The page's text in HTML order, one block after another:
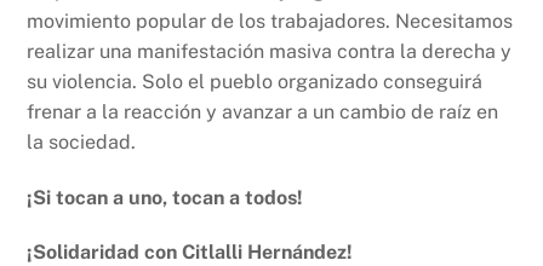
movimiento popular de los trabajadores. Necesitamos
realizar una manifestación masiva contra la derecha y
su violencia. Solo el pueblo organizado conseguirá
frenar a la reacción y avanzar a un cambio de raíz en
la sociedad.
¡Si tocan a uno, tocan a todos!
¡Solidaridad con Citlalli Hernández!